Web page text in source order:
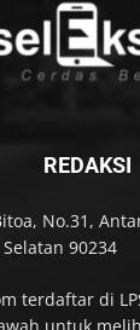
REDAKSI
No.31,
90234
terdaftar di
untuk